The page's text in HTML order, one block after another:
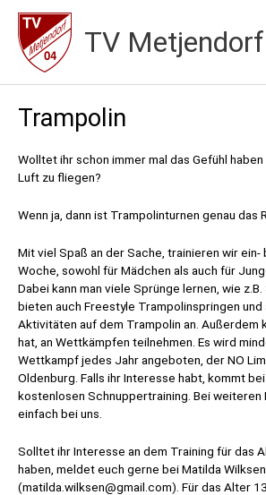
Zum
Inhalt
springen
TV
Trampolin
Wolltet ihr schon immer mal das Gefühl
Luft zu fliegen?
Wenn ja, dann ist Trampolinturnen genau das
Mit viel Spaß an der Sache, trainieren wir ein-
Woche, sowohl für Mädchen als auch für
Dabei kann man viele Sprünge lernen, wie
bieten auch Freestyle Trampolinspringen
Aktivitäten auf dem Trampolin an. Außerdem
hat, an Wettkämpfen teilnehmen. Es wird
Wettkampf jedes Jahr angeboten, der NO
Oldenburg. Falls ihr Interesse habt, kommt
kostenlosen Schnuppertraining. Bei weiteren
einfach bei uns.
Solltet ihr Interesse an dem Training für das
haben, meldet euch gerne bei Matilda Wilksen
(matilda.wilksen@gmail.com). Für das Alter